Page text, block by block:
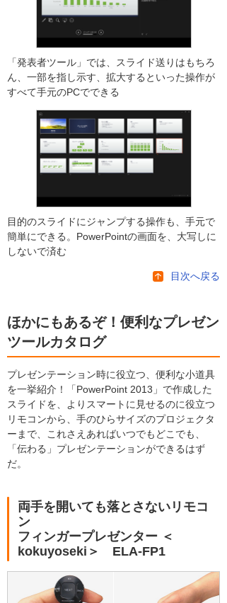
「発表者ツール」では、スライド送りはもちろ
ん、一部を指し示す、拡大するといった操作が
すべて手元のPCでできる
目的のスライドにジャンプする操作も、手元で
簡単にできる。PowerPointの画面を、大写しに
しないで済む
目次へ戻る
ほかにもあるぞ！便利なプレゼン
ツールカタログ
プレゼンテーション時に役立つ、便利な小道具
を一挙紹介！「PowerPoint 2013」で作成した
スライドを、よりスマートに見せるのに役立つ
リモコンから、手のひらサイズのプロジェクタ
ーまで、これさえあればいつでもどこでも、
「伝わる」プレゼンテーションができるはず
だ。
両手を開いても落とさないリモコ
ン
フィンガープレゼンター ＜
kokuyoseki＞ ELA-FP1